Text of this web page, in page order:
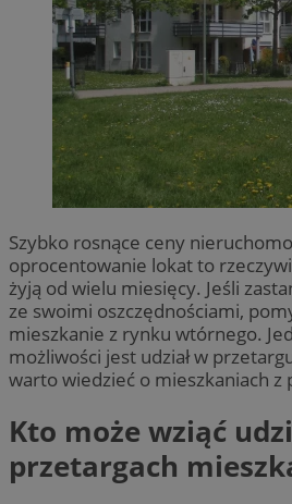
Szybko rosnące ceny
oprocentowanie lokat to
żyją od wielu miesięcy. Jeśli
ze swoimi oszczędnościami,
mieszkanie z rynku wtórnego.
możliwości jest udział w
warto wiedzieć o mieszkaniach z
Kto może wziąć
przetargach